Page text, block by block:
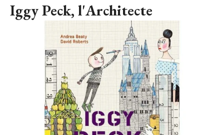
Iggy Peck, l'Architecte